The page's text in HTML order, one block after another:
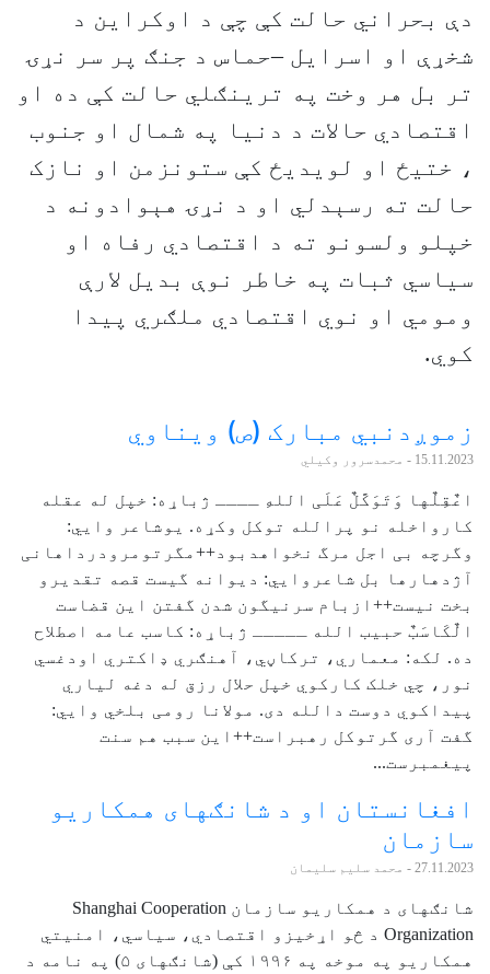
دې بحراني حالت کې چې د اوکراين د
شخړې او اسرايل –حماس د جنګ پر سر نړۍ
تر بل هر وخت په ترينګلي حالت کې ده او
اقتصادي حالات د دنيا په شمال او جنوب
، ختيځ او لويديځ کې ستونزمن او نازک
حالت ته رسېدلي او د نړۍ هېوادونه د
خپلو ولسونو ته د اقتصادي رفاه او
سياسي ثبات په خاطر نوې بديل لارې
ومومي او نوي اقتصادي ملګري پيدا
کوي.
زموږدنبي مبارک (ص) ویناوي
15.11.2023 - محمدسرور وکیلي
اعٌقِلٌها وَتَوَکَّلٌ عَلَی اللهِ ــــ ژباړه: خپل له عقله
کارواخله نو پرالله توکل وکړه. یوشاعر وايي:
وگرچه بی اجل مرگ نخواهدبود++مگرتومرودرداهانی
آژدهارها بل شاعروایي: دیوانه گیست قصه تقدیرو
بخت نیست++ازبام سرنیگون شدن گفتن این قضاست
الٌکَاسَبٌ حبیب الله ـــــ ژباړه: کاسب عامه اصطلاح
ده. لکه: معماري، ترکاڼي، آهنګري ډاکتري اودغسي
نور، چي خلک کارکوي خپل حلال رزق له دغه لیاري
پیداکوي دوست دالله دی. مولانا رومی بلخي وايي:
گفت آری گرتوکل رهبراست++این سبب هم سنت
پیغمبرست...
افغانستان او د شانګهای همکاريو
سازمان
27.11.2023 - محمد سليم سليمان
شانګهای د همکاريو سازمان Shanghai Cooperation
Organization د څو اړخيزو اقتصادي، سياسي، امنيتي
همکاريو په موخه په ۱۹۹۶ کې (شانګهای ۵) په نامه د